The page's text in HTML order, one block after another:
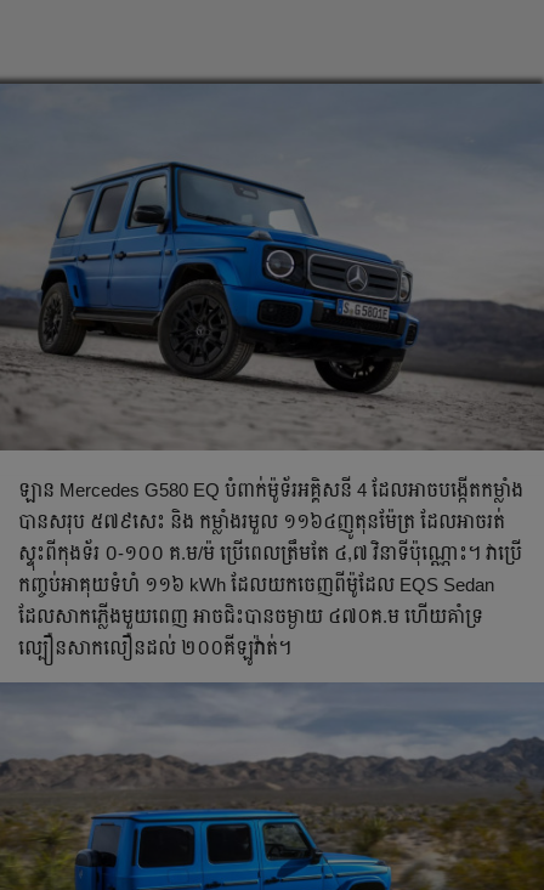
ឡាន Mercedes G580 EQ បំពាក់ម៉ូទ័រអគ្គិសនី 4 ដែលអាចបង្កើតកម្លាំង
បានសរុប ៥៧៩សេះ និង កម្លាំងរមួល ១១៦៤ញូតុនម៉ែត្រ ដែលអាចរត់
ស្ទុះពីកុងទ័រ ០-១០០ គ.ម/ម៉ ប្រើពេលត្រឹមតែ ៤,៧ វិនាទីប៉ុណ្ណោះ។ វាប្រើ
កញ្ចប់អាគុយទំហំ ១១៦ kWh ដែលយកចេញពីម៉ូដែល EQS Sedan
ដែលសាកភ្លើងមួយពេញ អាចជិះបានចម្ងាយ ៤៧០គ.ម ហើយគាំទ្រ
ល្បឿនសាកលឿនដល់ ២០០គីឡូវ៉ាត់។